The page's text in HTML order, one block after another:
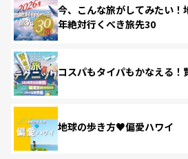
今、こんな旅がしてみたい
年絶対行くべき旅先30
コスパもタイパもかなえる！
地球の歩き方♥偏愛ハワイ